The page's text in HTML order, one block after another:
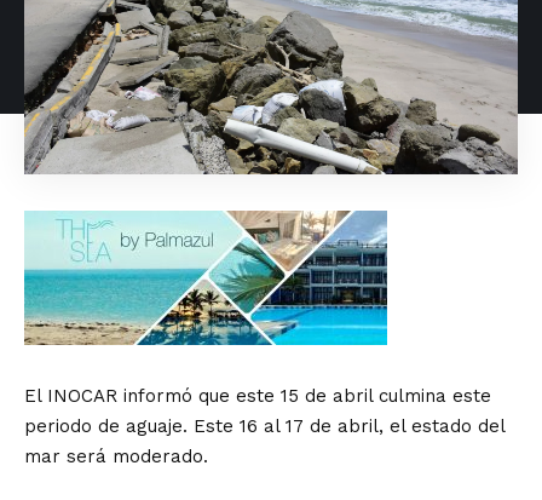
El INOCAR informó que este 15 de abril culmina este
periodo de aguaje. Este 16 al 17 de abril, el estado del
mar será moderado.